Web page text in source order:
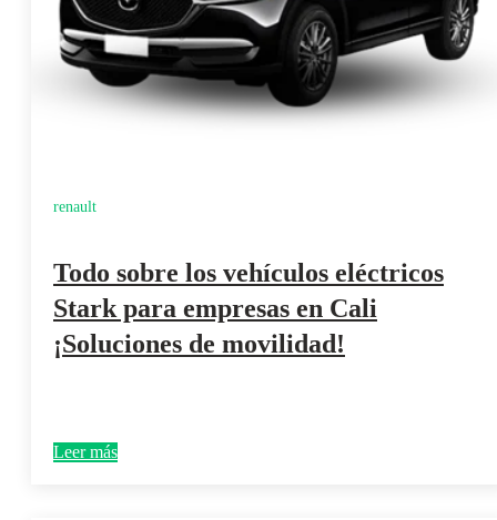
renault
Todo sobre los vehículos eléctricos
Stark para empresas en Cali
¡Soluciones de movilidad!
Leer más